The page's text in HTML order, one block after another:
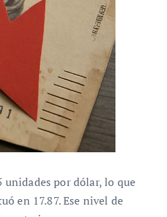
unidades por dólar, lo que
en 17.87. Ese nivel de